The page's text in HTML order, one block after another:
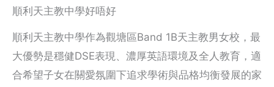
順利天主教中學好唔好
順利天主教中學作為觀塘區Band 1B天主教男女校，最
大優勢是穩健DSE表現、濃厚英語環境及全人教育，適
合希望子女在關愛氛圍下追求學術與品格均衡發展的家